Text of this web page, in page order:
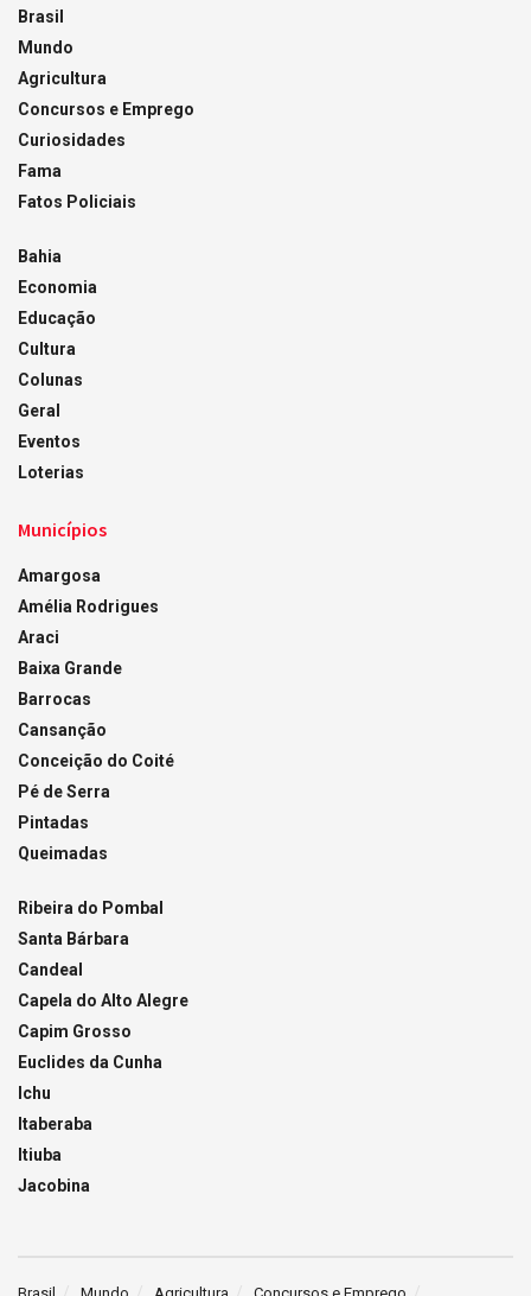
Brasil
Mundo
Agricultura
Concursos e Emprego
Curiosidades
Fama
Fatos Policiais
Bahia
Economia
Educação
Cultura
Colunas
Geral
Eventos
Loterias
Municípios
Amargosa
Amélia Rodrigues
Araci
Baixa Grande
Barrocas
Cansanção
Conceição do Coité
Pé de Serra
Pintadas
Queimadas
Ribeira do Pombal
Santa Bárbara
Candeal
Capela do Alto Alegre
Capim Grosso
Euclides da Cunha
Ichu
Itaberaba
Itiuba
Jacobina